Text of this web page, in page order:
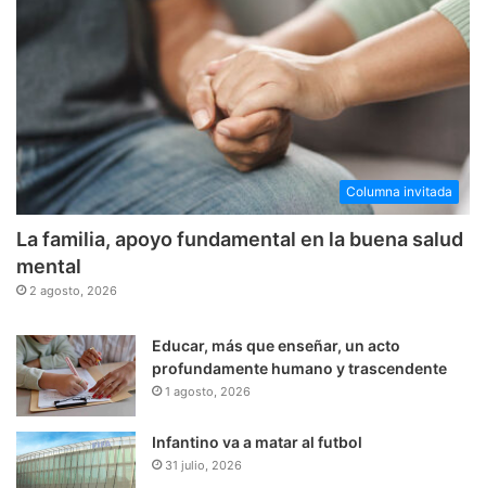
Columna invitada
La familia, apoyo fundamental en la buena salud
mental
2 agosto, 2026
Educar, más que enseñar, un acto
profundamente humano y trascendente
1 agosto, 2026
Infantino va a matar al futbol
31 julio, 2026